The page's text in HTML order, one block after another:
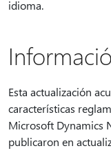
idioma.
Esta actualización
características
Microsoft Dynamics
publicaron en